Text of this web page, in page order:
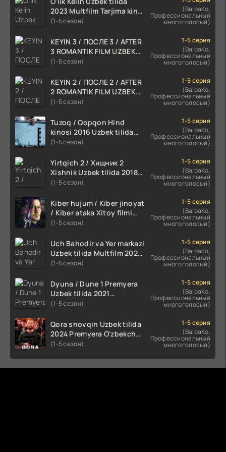
2023 Multfilm Tarjima kino
skachat
(1-5 сезон)
(BaibaKo,
Профессиональный
многоголосый)
KEYIN 3 / ПОСЛЕ 3 / AFTER
3 ROMANTIK FILM UZBEK
TILIDA 2021 TARJIMA FILM
(1-5 сезон)
1-5 серия
(BaibaKo,
Профессиональный
многоголосый)
KEYIN 2 / ПОСЛЕ 2 / AFTER
2 ROMANTIK FILM UZBEK
TILIDA 2020 TARJIMA FILM
(1-5 сезон)
1-5 серия
(BaibaKo,
Профессиональный
многоголосый)
Tuzoq / Qopqon Hind
kinosi 2016 Uzbek tilida
tarjima film HD
(1-5 сезон)
1-5 серия
(BaibaKo,
Профессиональный
многоголосый)
Yirtqich 2 / Хищник 2
Xishnik Uzbek tilida 2018-
2024 O'zbekcha tarjima
(1-5 сезон)
1-5 серия
(BaibaKo,
Профессиональный
многоголосый)
Kiber hujum / Kiber jinoyat
/ Kiber ataka Xitoy filmi
Uzbek tilida O'zbekcha
HD skachat
(1-5 сезон)
1-5 серия
(BaibaKo,
Профессиональный
многоголосый)
Uch Bahodir va Yer markazi
Uzbek tilida Multfilm 2025
tarjima HD skachat
(1-5 сезон)
1-5 серия
(BaibaKo,
Профессиональный
многоголосый)
Dyuna / Dune 1 Premyera
Uzbek tilida 2021
O'zbekcha tarjima kino HD
(1-5 сезон)
1-5 серия
(BaibaKo,
Профессиональный
многоголосый)
Qora shovqin Uzbek tilida
2024 Premyera O'zbekcha
tarjima kino HD skachat
(1-5 сезон)
1-5 серия
(BaibaKo,
Профессиональный
многоголосый)